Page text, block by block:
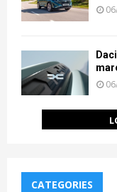
CATEGORIES